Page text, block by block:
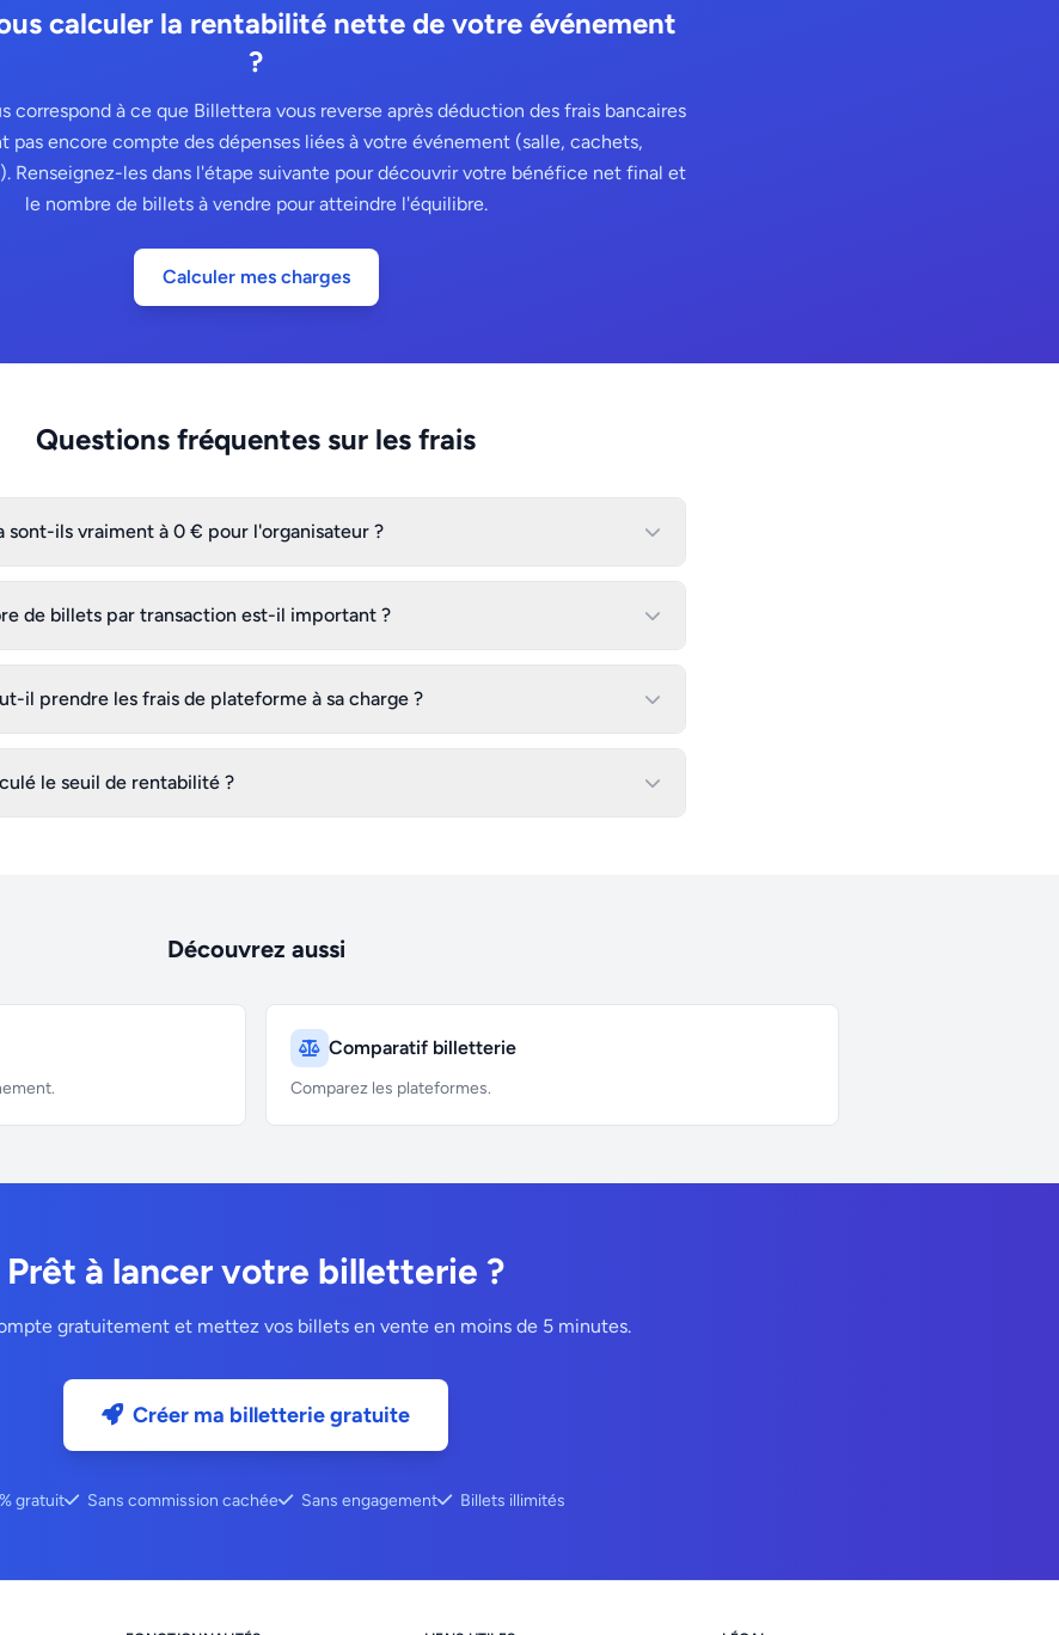
calculer la rentabilité nette de votre événement
?
correspond à ce que Billettera vous reverse après déduction des frais bancaires
pas encore compte des dépenses liées à votre événement (salle, cachets,
Renseignez-les dans l'étape suivante pour découvrir votre bénéfice net final et
le nombre de billets à vendre pour atteindre l'équilibre.
Calculer mes charges
Questions fréquentes sur les frais
sont-ils vraiment à 0 € pour l'organisateur ?
de billets par transaction est-il important ?
il prendre les frais de plateforme à sa charge ?
le seuil de rentabilité ?
Découvrez aussi
Comparatif billetterie
Comparez les plateformes.
Prêt à lancer votre billetterie ?
gratuitement et mettez vos billets en vente en moins de 5 minutes.
Créer ma billetterie gratuite
gratuit Sans commission cachée Sans engagement Billets illimités